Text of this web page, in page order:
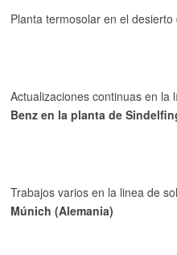
Planta termosolar en el
Actualizaciones continuas en la
Benz en la planta de
Trabajos varios en la linea de
Múnich (Alemania)